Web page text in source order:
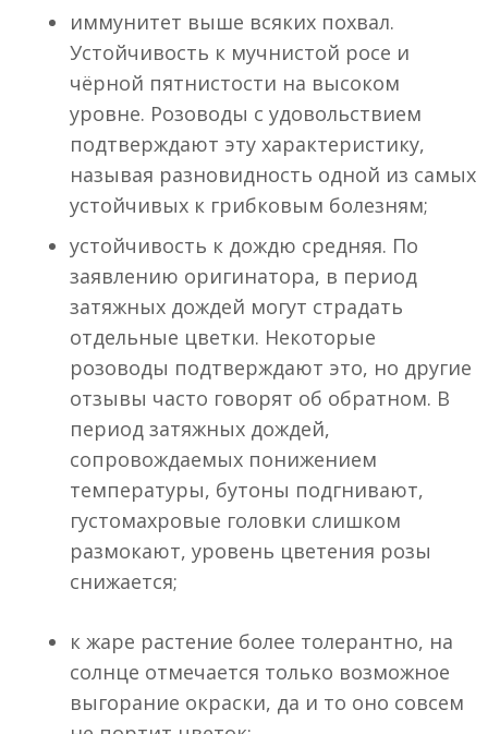
иммунитет выше всяких похвал.
Устойчивость к мучнистой росе и
чёрной пятнистости на высоком
уровне. Розоводы с удовольствием
подтверждают эту характеристику,
называя разновидность одной из самых
устойчивых к грибковым болезням;
устойчивость к дождю средняя. По
заявлению оригинатора, в период
затяжных дождей могут страдать
отдельные цветки. Некоторые
розоводы подтверждают это, но другие
отзывы часто говорят об обратном. В
период затяжных дождей,
сопровождаемых понижением
температуры, бутоны подгнивают,
густомахровые головки слишком
размокают, уровень цветения розы
снижается;
к жаре растение более толерантно, на
солнце отмечается только возможное
выгорание окраски, да и то оно совсем